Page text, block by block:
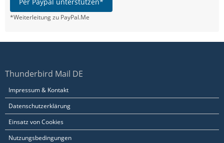
*Weiterleitung zu PayPal.Me
Thunderbird Mail DE
Impressum & Kontakt
Datenschutzerklärung
Einsatz von Cookies
Nutzungsbedingungen